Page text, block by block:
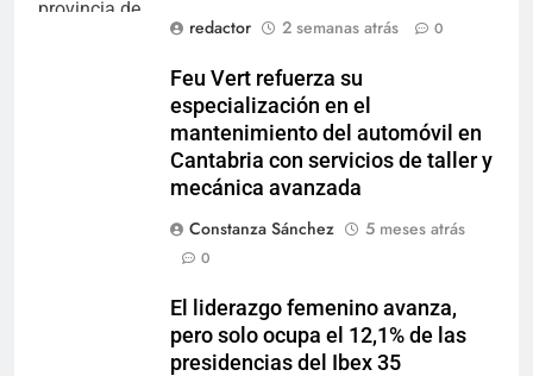
redactor
2 semanas atrás 0
Feu Vert refuerza su
especialización en el
mantenimiento del automóvil en
Cantabria con servicios de taller y
mecánica avanzada
Constanza Sánchez
5 meses atrás
0
El liderazgo femenino avanza,
pero solo ocupa el 12,1% de las
presidencias del Ibex 35